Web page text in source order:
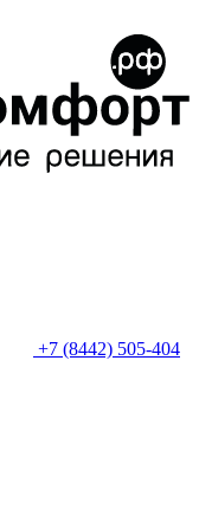
+7 (8442) 505-404